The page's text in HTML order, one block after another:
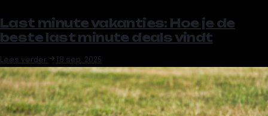
Last minute vakanties: Hoe je de
beste last minute deals vindt
Lees verder 18 sep. 2025